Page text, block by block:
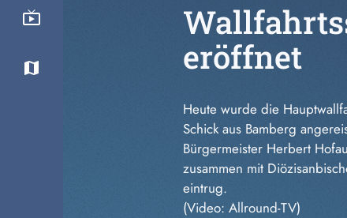
eröffnet
Heute wurde die
Schick aus Bamberg
Bürgermeister Herbert
zusammen mit
eintrug.
(Video: Allround-TV)